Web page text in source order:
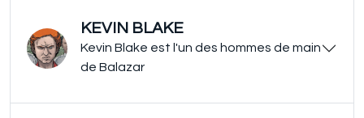
KEVIN BLAKE
Kevin Blake est l'un des hommes de main
de Balazar